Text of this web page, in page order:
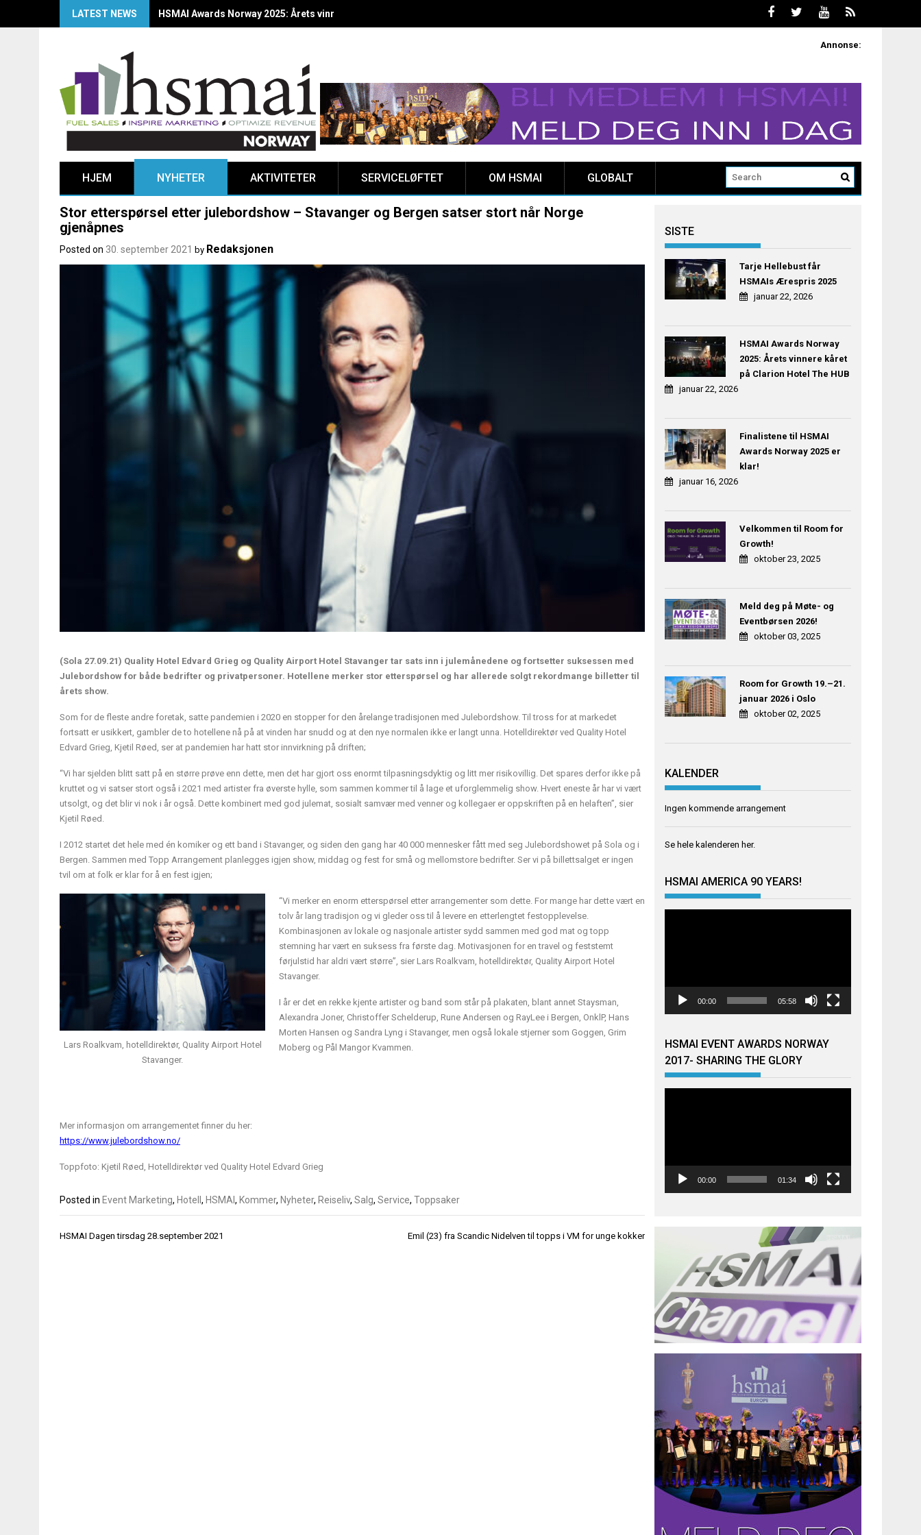
LATEST NEWS HSMAI Awards Norway 2025: Årets vinnere kåret på Clarion Hotel The HUB
Annonse:
HJEM NYHETER AKTIVITETER SERVICELØFTET OM HSMAI GLOBALT
Stor etterspørsel etter julebordshow – Stavanger og Bergen satser stort når Norge
gjenåpnes
Posted on 30. september 2021 by Redaksjonen
(Sola 27.09.21) Quality Hotel Edvard Grieg og Quality Airport Hotel Stavanger tar sats inn i julemånedene og fortsetter suksessen med
Julebordshow for både bedrifter og privatpersoner. Hotellene merker stor etterspørsel og har allerede solgt rekordmange billetter til
årets show.
Som for de fleste andre foretak, satte pandemien i 2020 en stopper for den årelange tradisjonen med Julebordshow. Til tross for at markedet
fortsatt er usikkert, gambler de to hotellene nå på at vinden har snudd og at den nye normalen ikke er langt unna. Hotelldirektør ved Quality Hotel
Edvard Grieg, Kjetil Røed, ser at pandemien har hatt stor innvirkning på driften;
“Vi har sjelden blitt satt på en større prøve enn dette, men det har gjort oss enormt tilpasningsdyktig og litt mer risikovillig. Det spares derfor ikke på
kruttet og vi satser stort også i 2021 med artister fra øverste hylle, som sammen kommer til å lage et uforglemmelig show. Hvert eneste år har vi vært
utsolgt, og det blir vi nok i år også. Dette kombinert med god julemat, sosialt samvær med venner og kollegaer er oppskriften på en helaften”, sier
Kjetil Røed.
I 2012 startet det hele med én komiker og ett band i Stavanger, og siden den gang har 40 000 mennesker fått med seg Julebordshowet på Sola og i
Bergen. Sammen med Topp Arrangement planlegges igjen show, middag og fest for små og mellomstore bedrifter. Ser vi på billettsalget er ingen
tvil om at folk er klar for å en fest igjen;
Lars Roalkvam, hotelldirektør, Quality Airport Hotel
Stavanger.
“Vi merker en enorm etterspørsel etter arrangementer som dette. For mange har dette vært en
tolv år lang tradisjon og vi gleder oss til å levere en etterlengtet festopplevelse.
Kombinasjonen av lokale og nasjonale artister sydd sammen med god mat og topp
stemning har vært en suksess fra første dag. Motivasjonen for en travel og feststemt
førjulstid har aldri vært større”, sier Lars Roalkvam, hotelldirektør, Quality Airport Hotel
Stavanger.
I år er det en rekke kjente artister og band som står på plakaten, blant annet Staysman,
Alexandra Joner, Christoffer Schelderup, Rune Andersen og RayLee i Bergen, OnklP, Hans
Morten Hansen og Sandra Lyng i Stavanger, men også lokale stjerner som Goggen, Grim
Moberg og Pål Mangor Kvammen.
Mer informasjon om arrangementet finner du her:
https://www.julebordshow.no/
Toppfoto: Kjetil Røed, Hotelldirektør ved Quality Hotel Edvard Grieg
Posted in Event Marketing, Hotell , HSMAI , Kommer, Nyheter, Reiseliv, Salg, Service, Toppsaker
Innleggsnavigasjon
HSMAI Dagen tirsdag 28.september 2021 Emil (23) fra Scandic Nidelven til topps i VM for unge kokker
SISTE
Tarje Hellebust får
HSMAIs Ærespris 2025
januar 22, 2026
HSMAI Awards Norway
2025: Årets vinnere kåret
på Clarion Hotel The HUB
januar 22, 2026
Finalistene til HSMAI
Awards Norway 2025 er
klar!
januar 16, 2026
Velkommen til Room for
Growth!
oktober 23, 2025
Meld deg på Møte- og
Eventbørsen 2026!
oktober 03, 2025
Room for Growth 19.–21.
januar 2026 i Oslo
oktober 02, 2025
KALENDER
Ingen kommende arrangement
Se hele kalenderen her.
HSMAI AMERICA 90 YEARS!
00:00 05:58
HSMAI EVENT AWARDS NORWAY
2017- SHARING THE GLORY
00:00 01:34